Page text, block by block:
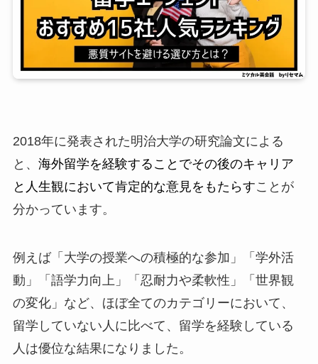
2018年に発表された明治大学の研究論文による
と、 海外留学を経験することでその後のキャリア
と人生観において肯定的な意見をもたらすことが
分かっています。
例えば「大学の授業への積極的な参加」「学外活
動」「語学力向上」「忍耐力や柔軟性」「世界観
の変化」など、ほぼ全てのカテゴリーにおいて、
留学していない人に比べて、留学を経験している
人は優位な結果になりました。